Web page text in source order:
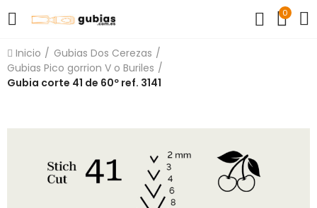
0
Inicio
Gubias Dos Cerezas
Gubias Pico gorrion V o Buriles
Gubia corte 41 de 60º ref. 3141